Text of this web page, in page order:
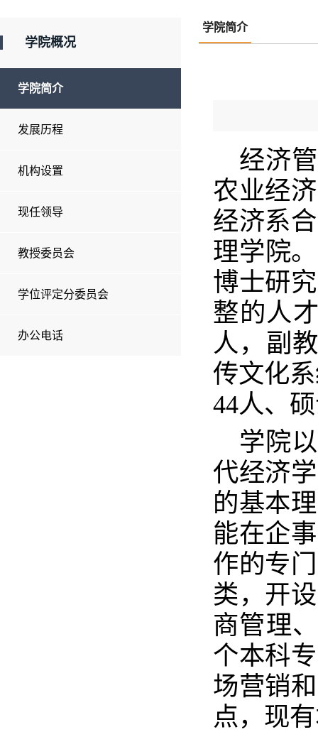
学院概况
学院简介
发展历程
机构设置
现任领导
教授委员会
学位评定分委员会
办公电话
学院简介
经济
农业经
经济系
理学院
博士研
整的人
人，副
传文化
44人、
学院
代经济
的基本
能在企
作的专
类，开
商管理
个本科
场营销
点，现